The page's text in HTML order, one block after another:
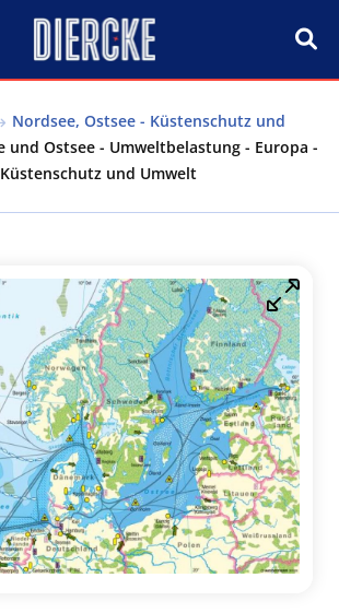
Nordsee, Ostsee - Küstenschutz und
und Ostsee - Umweltbelastung - Europa -
und Umwelt